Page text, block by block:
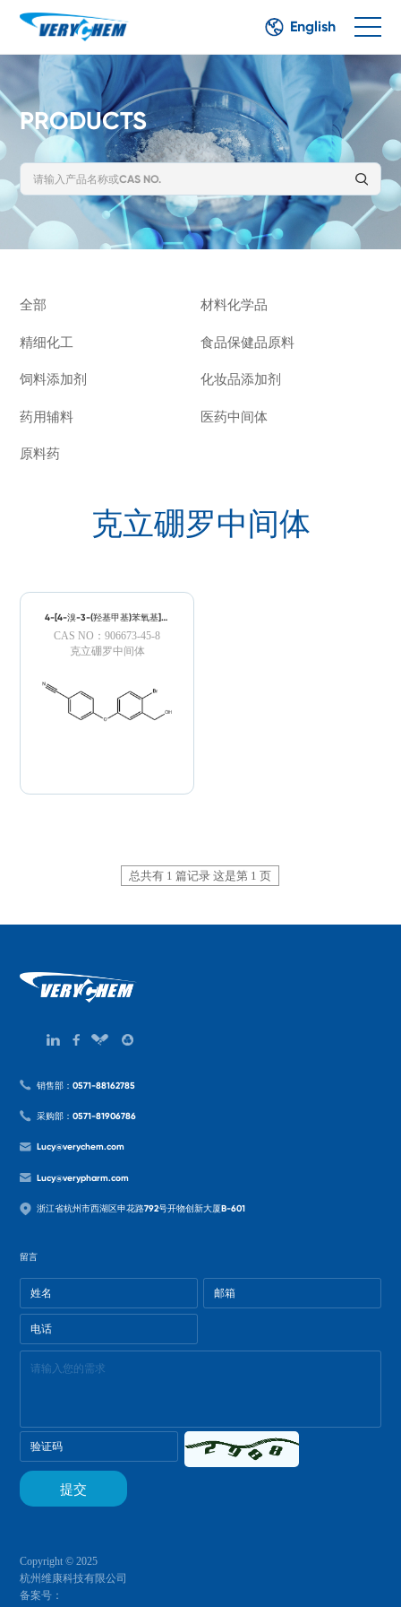
English
PRODUCTS
全部 材料化学品
精细化工 食品保健品原料
饲料添加剂 化妆品添加剂
药用辅料 医药中间体
原料药
克立硼罗中间体
4-[4-溴-3-(羟基甲基)苯氧基]苯
2728）中间体；
CAS NO：906673-45-8
克立硼罗中间体
总共有 1 篇记录 这是第 1 页
销售部：0571-88162785
采购部：0571-81906786
Lucy@verychem.com
Lucy@verypharm.com
浙江省杭州市西湖区申花路792号开物创新大厦B-601
留言
Copyright © 2025
杭州维康科技有限公司
备案号：